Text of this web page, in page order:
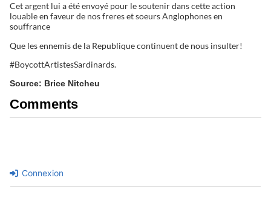
Cet argent lui a été envoyé pour le soutenir dans cette action
louable en faveur de nos freres et soeurs Anglophones en
souffrance
Que les ennemis de la Republique continuent de nous insulter!
#BoycottArtistesSardinards.
Source: Brice Nitcheu
Comments
Connexion